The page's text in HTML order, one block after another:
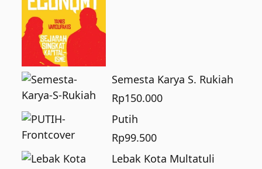
Semesta Karya S. Rukiah
Rp150.000
Putih
Rp99.500
Lebak Kota Multatuli